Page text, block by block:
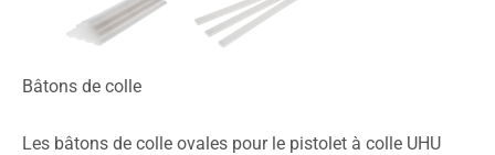
Bâtons de colle
Les bâtons de colle ovales pour le pistolet à colle UHU